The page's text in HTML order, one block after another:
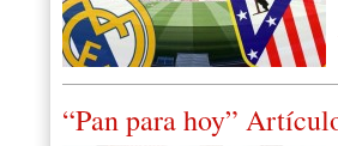
“Pan para hoy”